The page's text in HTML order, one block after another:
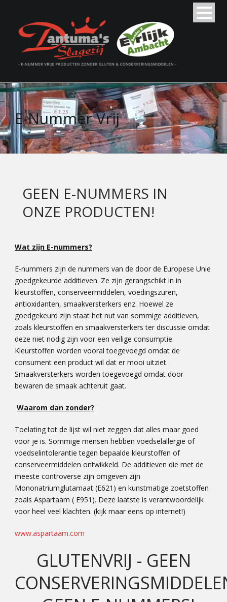
E-Nummer Vrij
GEEN E-NUMMERS IN
ONZE PRODUCTEN!
Wat zijn E-nummers?
E-nummers zijn de nummers van de door de Europese Unie
goedgekeurde additieven. Ze zijn gerangschikt in in
kleurstoffen, conserveermiddelen, voedingszuren,
antioxidanten, smaakversterkers enz. Hoewel ze
goedgekeurd zijn staat het nut van sommige additieven,
zoals kleurstoffen en smaakversterkers ter discussie omdat
deze niet nodig zijn voor een veilige consumptie.
Kleurstoffen worden vooral toegevoegd omdat de
consument een product wil dat er mooi uitziet.
Smaakversterkers worden toegevoegd omdat door
bewaren de smaak achteruit gaat.
Waarom dan zonder?
Toelating tot de lijst wil niet zeggen dat alles maar goed
voor je is. Sommige mensen hebben voedselallergie of
voedselintolerantie tegen bepaalde kleurstoffen of
conserveermiddelen ontwikkeld. De additieven die met de
meeste controverse zijn omgeven zijn
Mononatriumglutamaat (E621) en kunstmatige zoetstoffen
zoals Aspartaam ( E951). Deze laatste is verantwoordelijk
voor heel veel klachten. (kijk maar eens op internet!)
www.aspartaam.com
GLUTENVRIJ - GEEN